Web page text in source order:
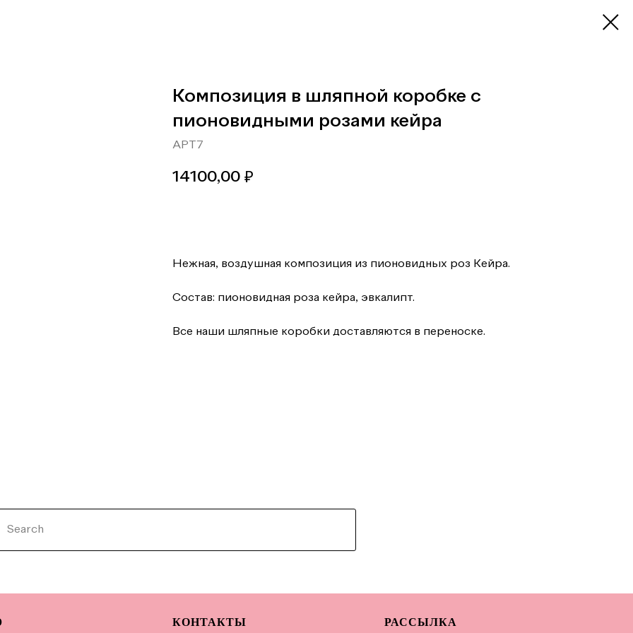
Композиция в шляпной коробке с
пионовидными розами кейра
АРТ7
14100,00 ₽
Нежная, воздушная композиция из пионовидных роз Кейра.
Состав: пионовидная роза кейра, эвкалипт.
Все наши шляпные коробки доставляются в переноске.
КОНТАКТЫ РАССЫЛКА